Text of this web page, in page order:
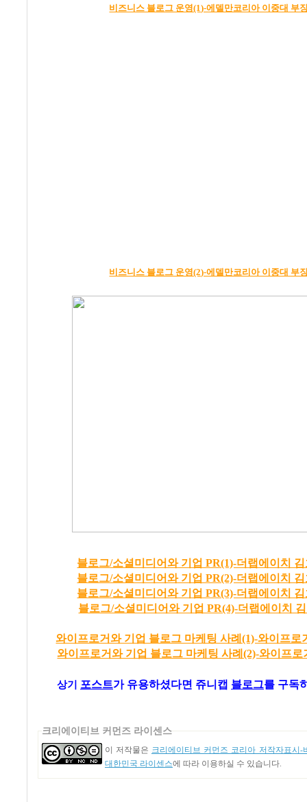
비즈니스 블로그 운영(1)-에델만코리아 이중대 부
비즈니스 블로그 운영(2)-에델만코리아 이중대 부
블로그/소셜미디어와 기업 PR(1)-더랩에이치
블로그/소셜미디어와 기업 PR(2)-더랩에이치
블로그/소셜미디어와 기업 PR(3)-더랩에이치
블로그/소셜미디어와 기업 PR(4)-더랩에이치
와이프로거와 기업 블로그 마케팅 사례(1)-와이프로
와이프로거와 기업 블로그 마케팅 사례(2)-와이프로
상기 포스트가유용하셨다면 쥬니캡 블로그를 구독
크리에이티브 커먼즈 라이센스
이 저작물은 크리에이티브 커먼즈 코리아 저작자표시-
대한민국 라이센스에 따라 이용하실 수 있습니다.